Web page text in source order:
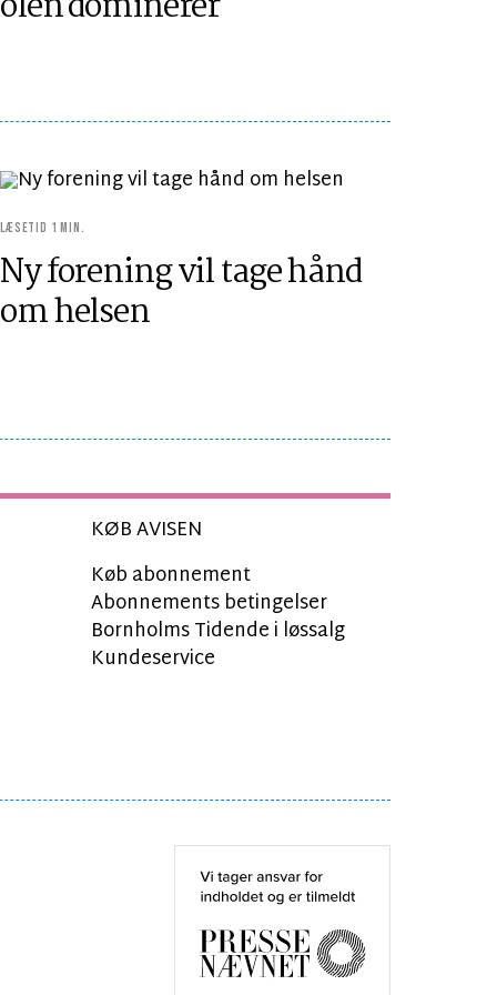
LÆSETID 1 MIN.
Ny forening vil tage hånd
om helsen
KØB AVISEN
Køb abonnement
Abonnements betingelser
Bornholms Tidende i løssalg
Kundeservice